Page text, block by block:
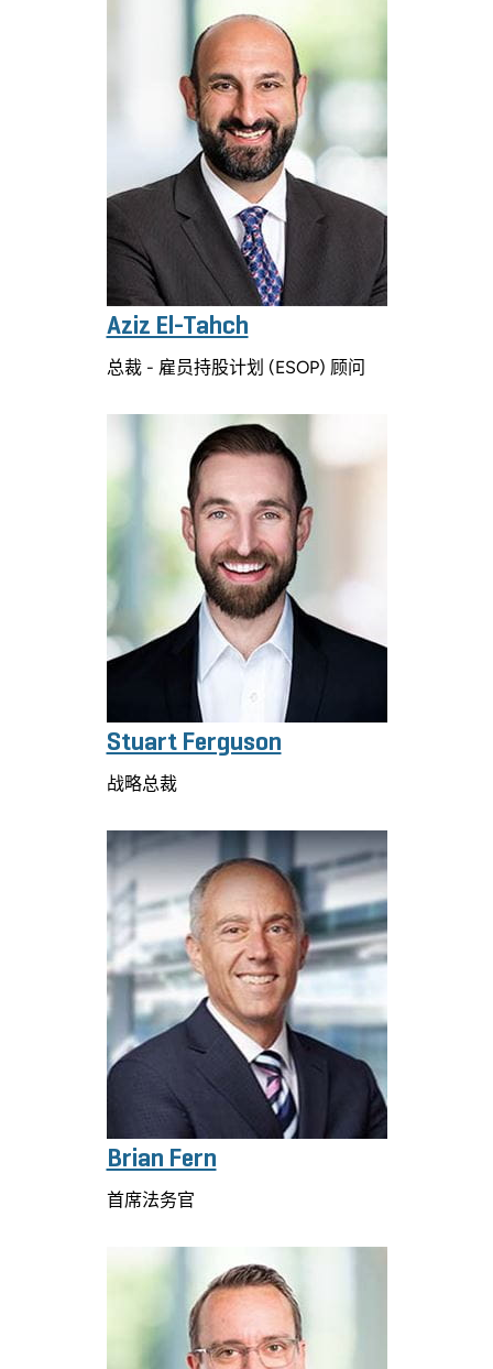
Aziz El-Tahch
总裁 - 雇员持股计划 (ESOP) 顾问
Stuart Ferguson
战略总裁
Brian Fern
首席法务官